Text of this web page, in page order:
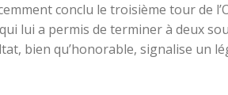
conclu le troisième tour de
lui a permis de terminer à deux
bien qu’honorable, signalise un